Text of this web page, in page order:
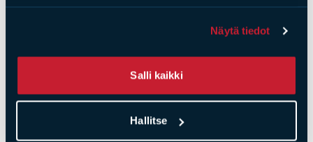
Näytä tiedot
Salli kaikki
Hallitse